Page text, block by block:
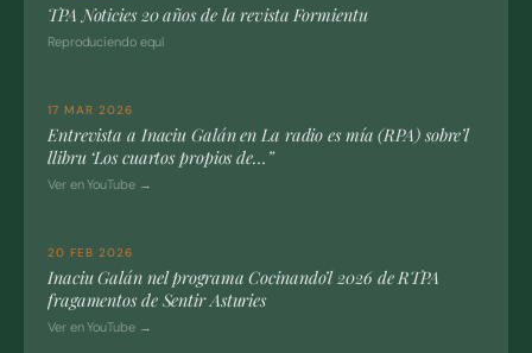
TPA Noticies 20 años de la revista Formientu
Reproduciendo equí
17 MAR 2026
Entrevista a Inaciu Galán en La radio es mía (RPA) sobre’l
llibru ‘Los cuartos propios de…”
Ver en YouTube →
20 FEB 2026
Inaciu Galán nel programa Cocinando’l 2026 de RTPA
fragamentos de Sentir Asturies
Ver en YouTube →